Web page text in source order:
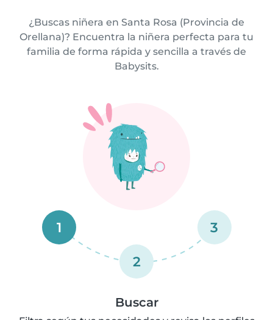
¿Buscas niñera en Santa Rosa (Provincia de
Orellana)? Encuentra la niñera perfecta para tu
familia de forma rápida y sencilla a través de
Babysits.
1
2
3
Buscar